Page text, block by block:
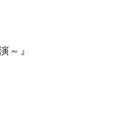
～』